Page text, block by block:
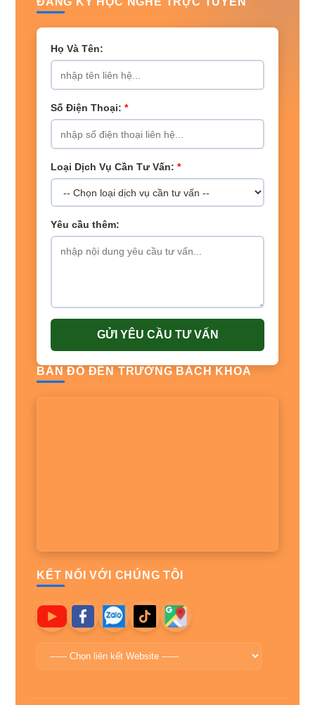
Họ Và Tên:
Số Điện Thoại: *
Loại Dịch Vụ Cần Tư Vấn: *
Yêu cầu thêm:
GỬI YÊU CẦU TƯ VẤN
BẢN ĐỒ ĐẾN TRƯỜNG BÁCH KHOA
KẾT NỐI VỚI CHÚNG TÔI